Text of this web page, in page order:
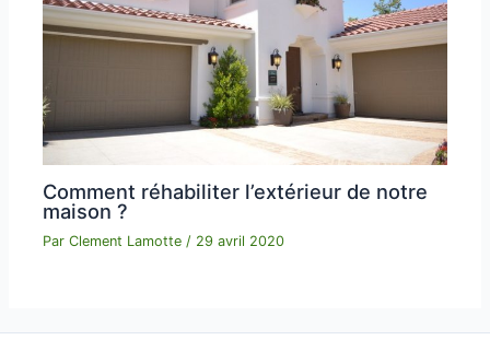
Comment réhabiliter l’extérieur de notre
maison ?
ParClement Lamotte / 29 avril 2020